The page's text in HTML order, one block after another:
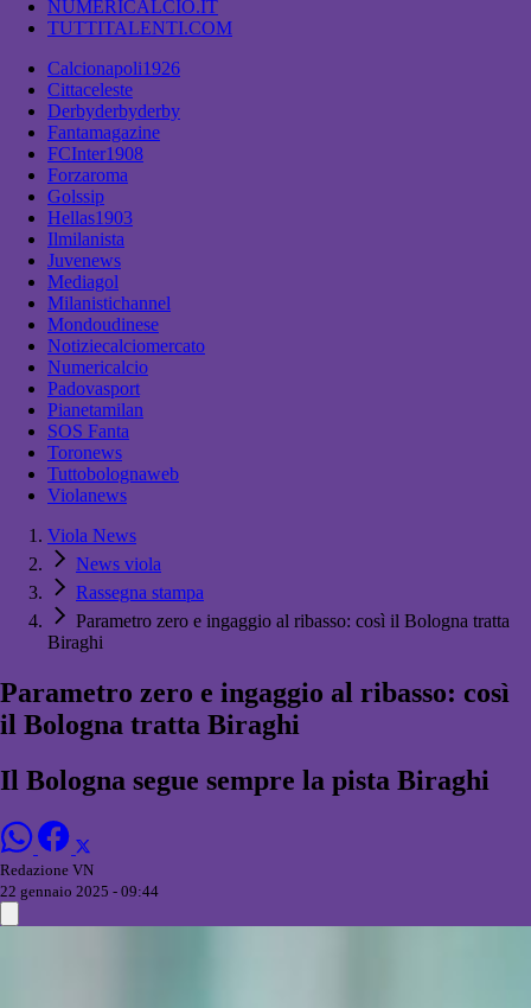
NUMERICALCIO.IT
TUTTITALENTI.COM
Calcionapoli1926
Cittaceleste
Derbyderbyderby
Fantamagazine
FCInter1908
Forzaroma
Golssip
Hellas1903
Ilmilanista
Juvenews
Mediagol
Milanistichannel
Mondoudinese
Notiziecalciomercato
Numericalcio
Padovasport
Pianetamilan
SOS Fanta
Toronews
Tuttobolognaweb
Violanews
Viola News
News viola
Rassegna stampa
Parametro zero e ingaggio al ribasso: così il Bologna tratta
Biraghi
Parametro zero e ingaggio al ribasso: così
il Bologna tratta Biraghi
Il Bologna segue sempre la pista Biraghi
Redazione VN
22 gennaio 2025 - 09:44